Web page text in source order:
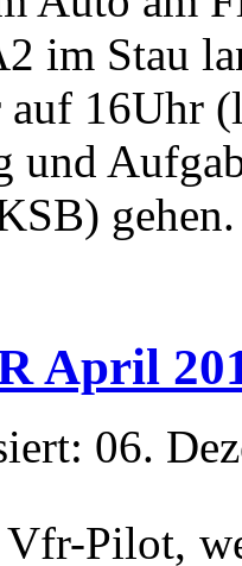
im Stau
16Uhr
gehen.
April
06.
Pilot,